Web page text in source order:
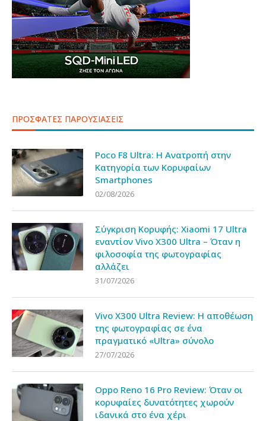
ΠΡΟΣΦΑΤΕΣ ΠΑΡΟΥΣΙΑΣΕΙΣ
Poco F8 Ultra: Η Ανατροπή στην
Κατηγορία των Κορυφαίων
Smartphones
02/08/2026
Σύγκριση Κορυφής: Xiaomi 17 Ultra
εναντίον Vivo X300 Ultra – Όταν η
φιλοσοφία της φωτογραφίας
αλλάζει
31/07/2026
Vivo X300 Ultra Review: Η αποθέωση
της φωτογραφίας σε ένα
πραγματικό «Ultra» σύνολο
27/07/2026
Oppo Reno 16 Pro Review: Όταν οι
κορυφαίες δυνατότητες χωρούν
ιδανικά στο ένα χέρι